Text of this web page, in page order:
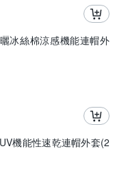
冰絲棉涼感機能連帽外
機能性速乾連帽外套(2